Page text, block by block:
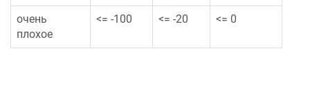
очень
плохое
<= -100 <= -20 <= 0